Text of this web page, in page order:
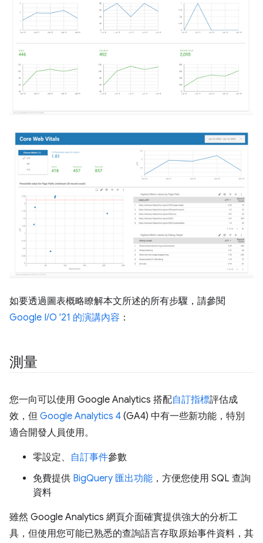
如要透過圖表概略瞭解本文所述的所有步驟，請參閱
Google I/O '21 的演講內容 ：
測量
您一向可以使用 Google Analytics 搭配自訂指標評估成
效，但 Google Analytics 4 (GA4) 中有一些新功能，特別
適合開發人員使用。
零設定、 自訂事件參數
免費提供 BigQuery 匯出功能 ，方便您使用 SQL 查詢
資料
雖然 Google Analytics 網頁介面確實提供強大的分析工
具，但使用您可能已熟悉的查詢語言存取原始事件資料，其